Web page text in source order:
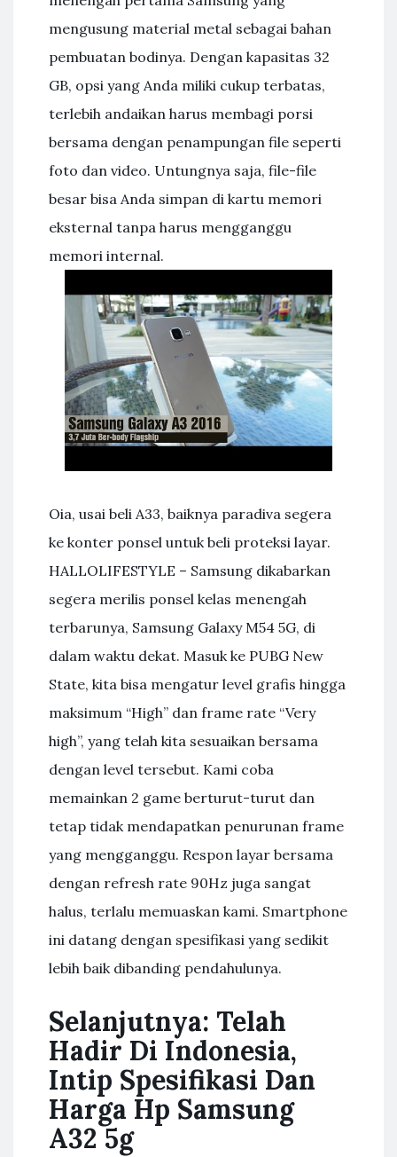
mengusung material metal sebagai bahan
pembuatan bodinya. Dengan kapasitas 32
GB, opsi yang Anda miliki cukup terbatas,
terlebih andaikan harus membagi porsi
bersama dengan penampungan file seperti
foto dan video. Untungnya saja, file-file
besar bisa Anda simpan di kartu memori
eksternal tanpa harus mengganggu
memori internal.
Oia, usai beli A33, baiknya paradiva segera
ke konter ponsel untuk beli proteksi layar.
HALLOLIFESTYLE – Samsung dikabarkan
segera merilis ponsel kelas menengah
terbarunya, Samsung Galaxy M54 5G, di
dalam waktu dekat. Masuk ke PUBG New
State, kita bisa mengatur level grafis hingga
maksimum “High” dan frame rate “Very
high”, yang telah kita sesuaikan bersama
dengan level tersebut. Kami coba
memainkan 2 game berturut-turut dan
tetap tidak mendapatkan penurunan frame
yang mengganggu. Respon layar bersama
dengan refresh rate 90Hz juga sangat
halus, terlalu memuaskan kami. Smartphone
ini datang dengan spesifikasi yang sedikit
lebih baik dibanding pendahulunya.
Selanjutnya: Telah
Hadir Di Indonesia,
Intip Spesifikasi Dan
Harga Hp Samsung
A32 5g